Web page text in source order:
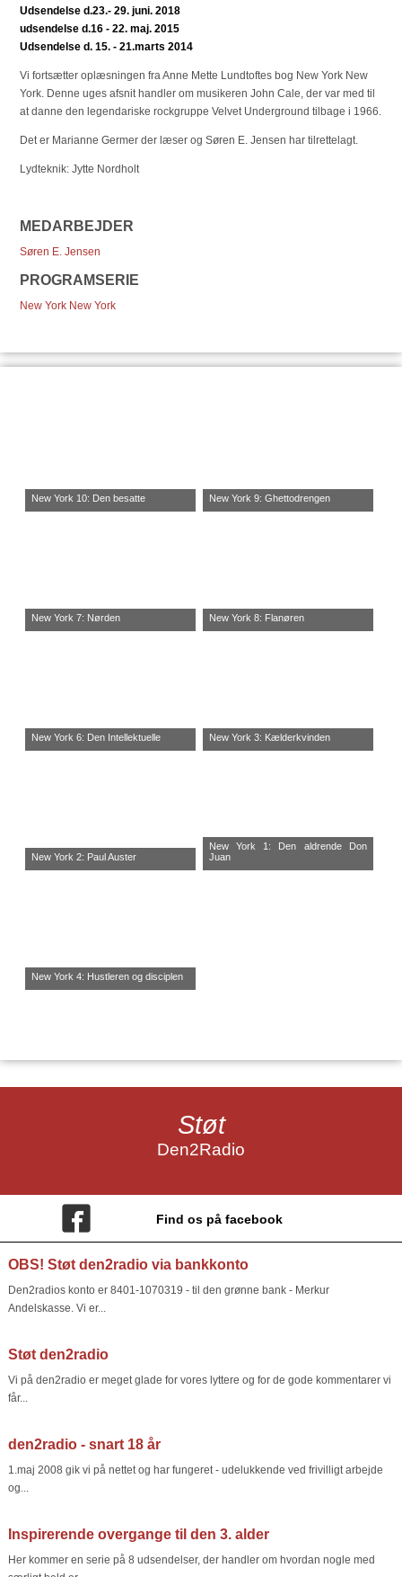
Udsendelse d.23.- 29. juni. 2018
udsendelse d.16 - 22. maj. 2015
Udsendelse d. 15. - 21.marts 2014
Vi fortsætter oplæsningen fra Anne Mette Lundtoftes bog New York New
York. Denne uges afsnit handler om musikeren John Cale, der var med til
at danne den legendariske rockgruppe Velvet Underground tilbage i 1966.
Det er Marianne Germer der læser og Søren E. Jensen har tilrettelagt.
Lydteknik: Jytte Nordholt
MEDARBEJDER
Søren E. Jensen
PROGRAMSERIE
New York New York
New York 10: Den besatte New York 9: Ghettodrengen
New York 7: Nørden New York 8: Flanøren
New York 6: Den Intellektuelle New York 3: Kælderkvinden
New York 2: Paul Auster
New York 1: Den aldrende Don
Juan
New York 4: Hustleren og disciplen
Støt
Den2Radio
Find os på facebook
OBS! Støt den2radio via bankkonto
Den2radios konto er 8401-1070319 - til den grønne bank - Merkur
Andelskasse. Vi er...
Støt den2radio
Vi på den2radio er meget glade for vores lyttere og for de gode kommentarer vi
får...
den2radio - snart 18 år
1.maj 2008 gik vi på nettet og har fungeret - udelukkende ved frivilligt arbejde
og...
Inspirerende overgange til den 3. alder
Her kommer en serie på 8 udsendelser, der handler om hvordan nogle med